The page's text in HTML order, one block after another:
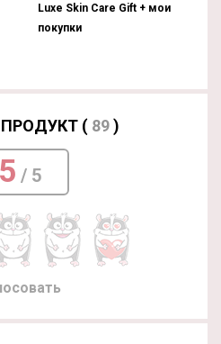
Luxe Skin Care Gift + мои
покупки
( 89)
5 / 5